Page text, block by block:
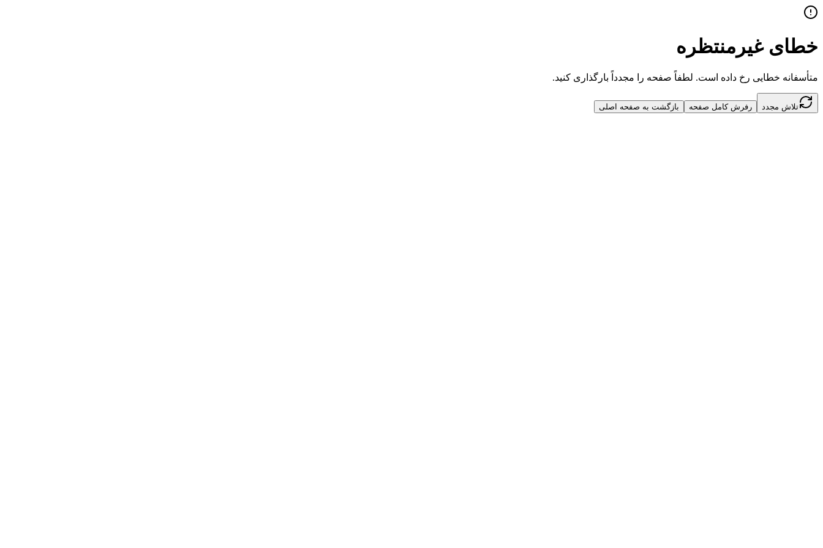
خطای غیرمنتظره
متأسفانه خطایی رخ داده است. لطفاً صفحه را مجدداً بارگذاری کنید.
تلاش مجدد رفرش کامل صفحه بازگشت به صفحه اصلی